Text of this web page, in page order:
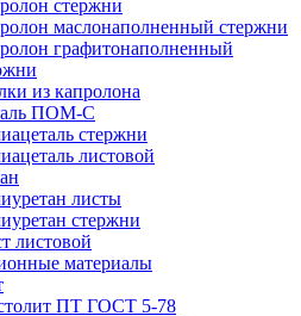
стержни
маслонаполненный стержни
графитонаполненный
из капролона
ПОМ-С
стержни
листовой
листы
стержни
листовой
материалы
ПТ ГОСТ 5-78